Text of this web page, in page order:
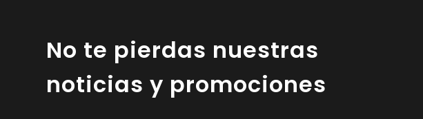
No te pierdas nuestras
noticias y promociones